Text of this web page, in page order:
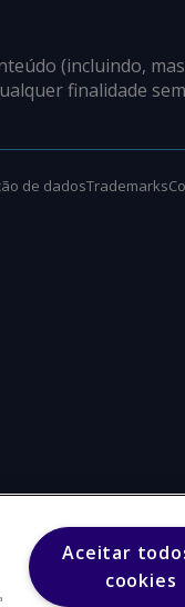
(incluindo, mas
finalidade
de dadosTrademarks
Aceitar
cookies